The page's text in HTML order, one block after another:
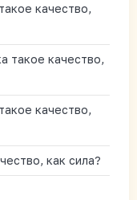
качество,
такое качество,
качество,
как сила?